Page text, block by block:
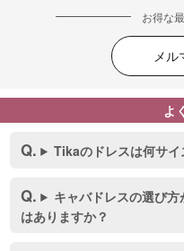
お得な
メ
よ
Tikaのドレスは何サイ
キャバドレスの選び
はありますか？